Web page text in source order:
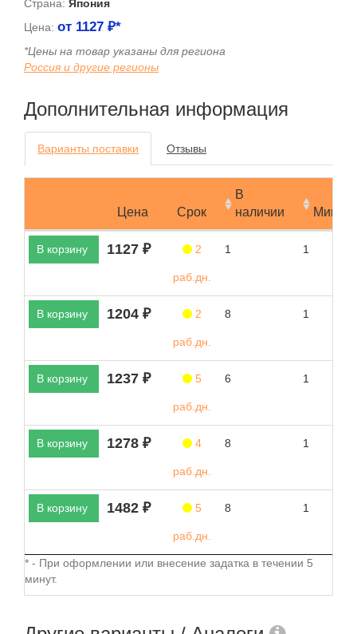
Страна: Япония
Цена: от 1127 ₽*
*Цены на товар указаны для региона
Россия и другие регионы
Дополнительная информация
Варианты поставки Отзывы
Цена Срок
В
наличии
В корзину 1127 ₽ 2
раб.дн.
1 1
В корзину 1204 ₽ 2
раб.дн.
8 1
В корзину 1237 ₽ 5
раб.дн.
6 1
В корзину 1278 ₽ 4
раб.дн.
8 1
В корзину 1482 ₽ 5
раб.дн.
8 1
* - При оформлении или внесение задатка в течении 5
минут.